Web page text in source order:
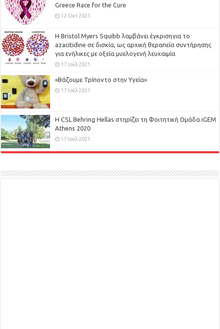
Greece Race for the Cure
12 Οκτ 2021
Η Bristol Myers Squibb λαμβάνει έγκρισηγια το
azacitidine σε δισκία, ως αρχική θεραπεία συντήρησης
για ενήλικες με οξεία μυελογενή λευχαιμία
17 Ιούλ 2021
«Βάζουμε Τρίποντο στην Υγεία»
17 Ιούλ 2021
H CSL Behring Hellas στηρίζει τη Φοιτητική Ομάδα iGEM
Athens 2020
17 Ιούλ 2021